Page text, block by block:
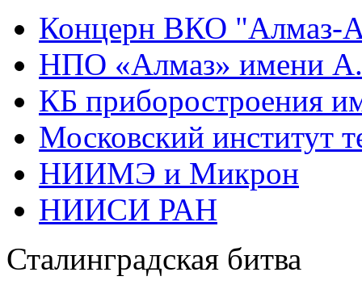
Концерн ВКО "Алмаз-
НПО «Алмаз» имени
КБ приборостроения
Московский институт
НИИМЭ и Микрон
НИИСИ РАН
Сталинградская битва